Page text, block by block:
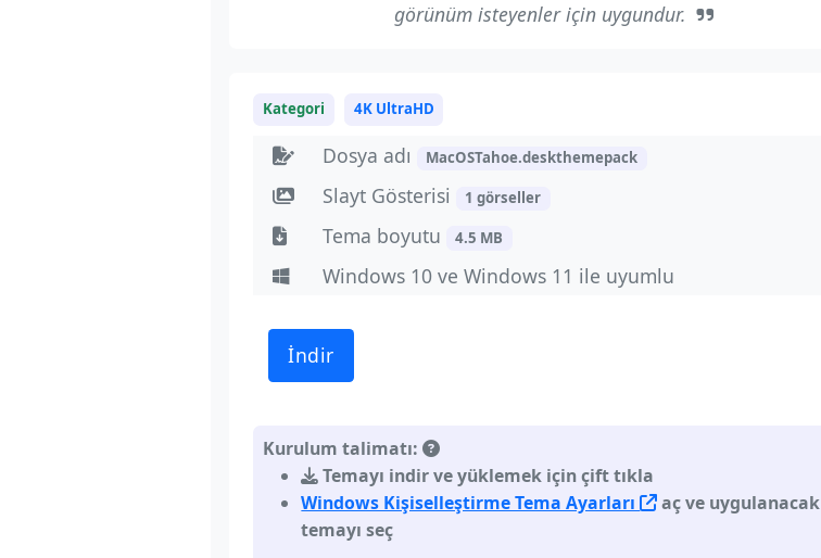
görünüm isteyenler için uygundur.
Kategori 4K UltraHD
Dosya adı MacOSTahoe.deskthemepack
Slayt Gösterisi 1 görseller
Tema boyutu 4.5 MB
Windows 10 ve Windows 11 ile uyumlu
İndir
Kurulum talimatı:
Temayı indir ve yüklemek için çift tıkla
Windows Kişiselleştirme Tema Ayarları
aç ve uygulanacak
temayı seç